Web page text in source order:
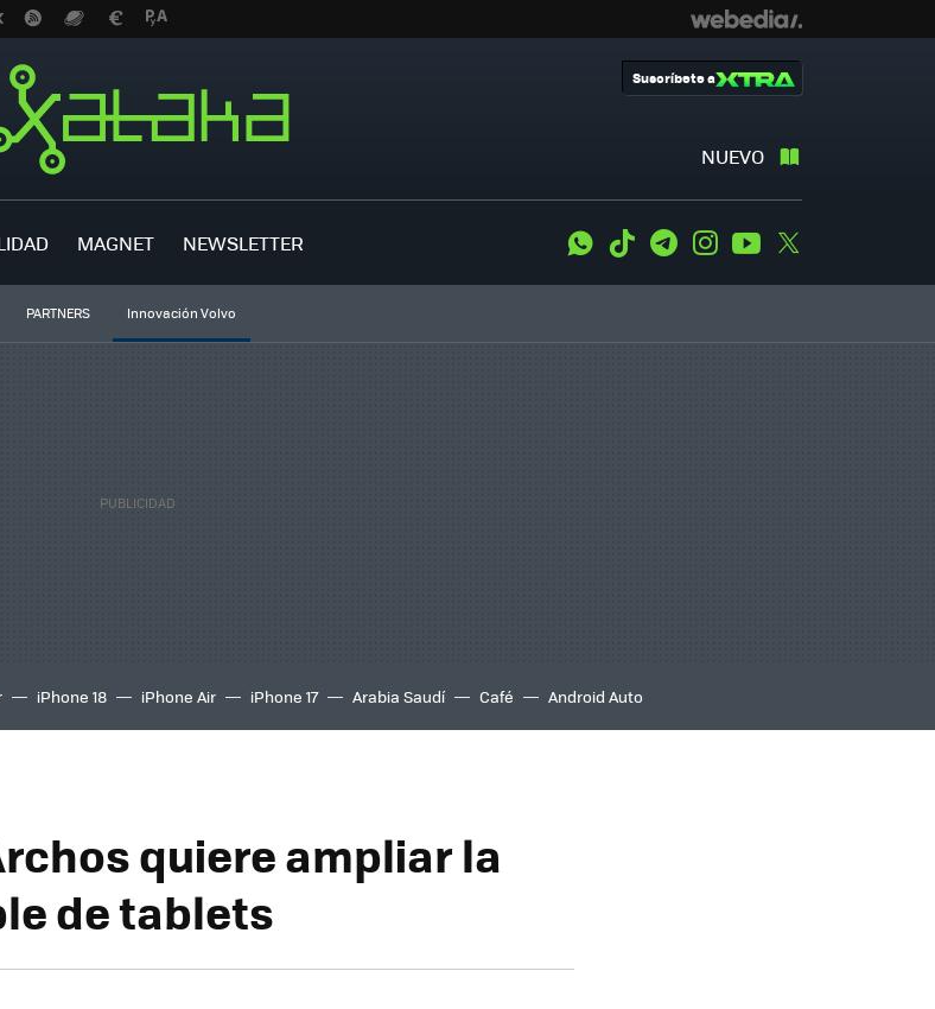
NUEVO
Suscríbete a
MAGNET NEWSLETTER WhatsApp
Tiktok TelegramInstagramYoutube
PARTNERS Innovación Volvo
iPhone 18 iPhone Air iPhone 17 Arabia Saudí Café Android Auto
quiere ampliar la
de tablets